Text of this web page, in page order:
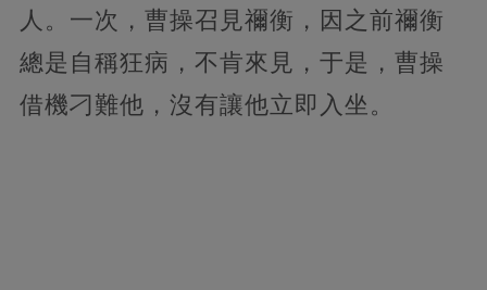
人。一次，曹操召見禰衡，因之前禰衡
總是自稱狂病，不肯來見，于是，曹操
借機刁難他，沒有讓他立即入坐。